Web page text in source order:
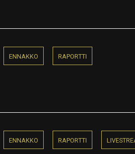
ENNAKKO RAPORTTI
ENNAKKO RAPORTTI